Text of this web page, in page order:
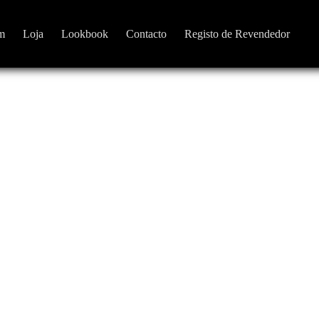
Loja Lookbook Contacto Registo de Revendedor